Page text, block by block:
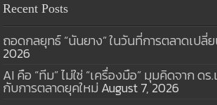
Recent Posts
ถอดกลยุทธ์ “นันยาง” ในวันที่การตลาดเปลี่
2026
AI คือ “ทีม” ไม่ใช่ “เครื่องมือ” มุมคิดจาก ด
กับการตลาดยุคใหม่ August 7, 2026